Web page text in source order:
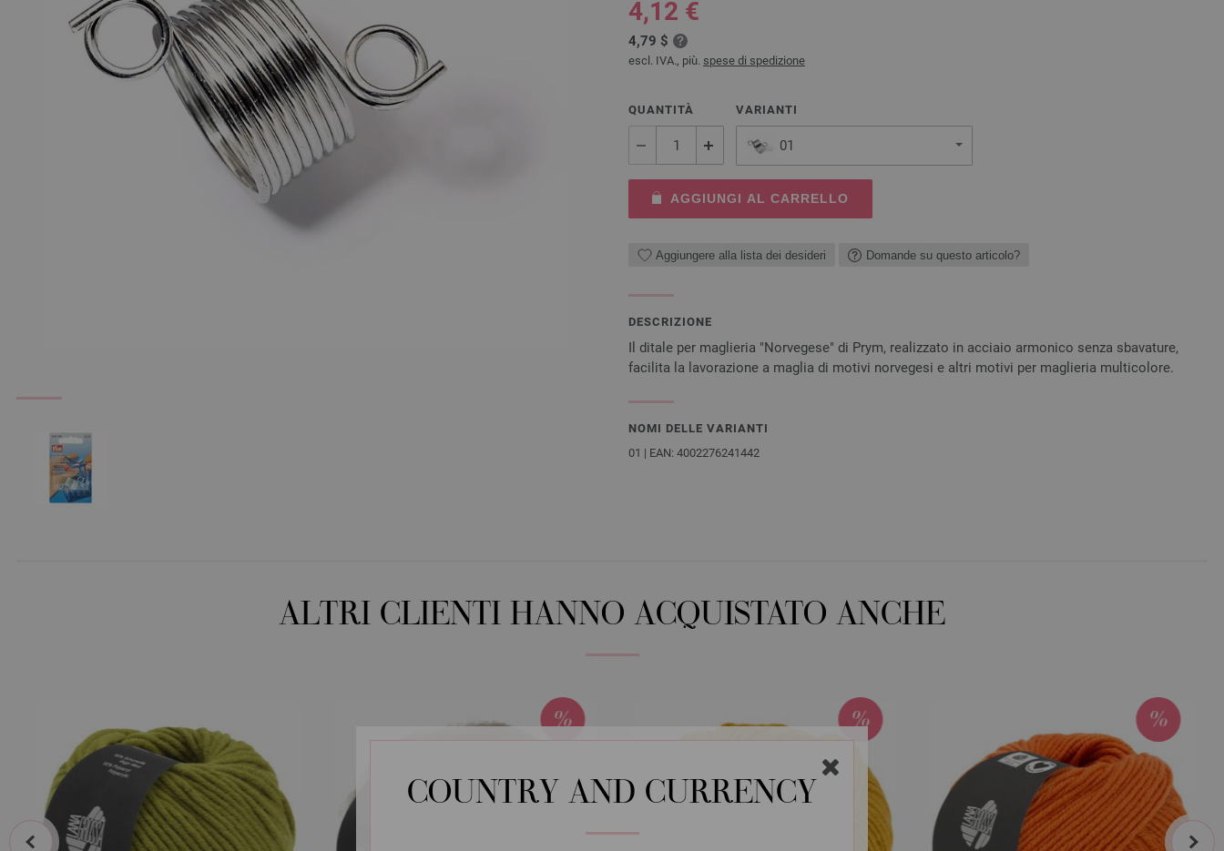
COUNTRY AND CURRENCY
4,12 €
4,79 $
escl. IVA., più. spese di spedizione
QUANTITÀ VARIANTI
01
AGGIUNGI AL CARRELLO
Aggiungere alla lista dei desideri Domande su questo articolo?
DESCRIZIONE
Il ditale per maglieria "Norvegese" di Prym, realizzato in acciaio armonico senza sbavature,
facilita la lavorazione a maglia di motivi norvegesi e altri motivi per maglieria multicolore.
NOMI DELLE VARIANTI
01 | EAN: 4002276241442
ALTRI CLIENTI HANNO ACQUISTATO ANCHE
prev next